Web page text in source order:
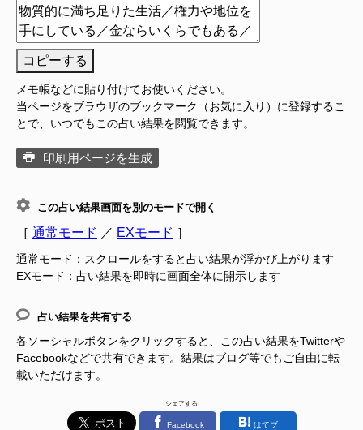
コピーする
メモ帳などに貼り付けてお使いください。
当ページをブラウザのブックマーク（お気に入り）に登録するこ
とで、いつでもこの占い結果を閲覧できます。
印刷用ページを生成
この占い結果画面を別のモードで開く
［ 通常モード ／ EXモード ］
通常モード：スクロールをすると占い結果が浮かび上がります
EXモード：占い結果を即時に画面全体に開示します
占い結果を共有する
各ソーシャルボタンをクリックすると、この占い結果をTwitterや
Facebookなどで共有できます。結果はブログ等でもご自由に転
載いただけます。
シェアする
Facebook はてブ